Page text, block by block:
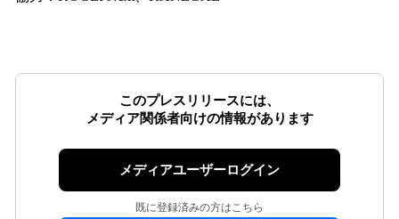
このプレスリリースには、
メディア関係者向けの情報があります
メディアユーザーログイン
既に登録済みの方はこちら